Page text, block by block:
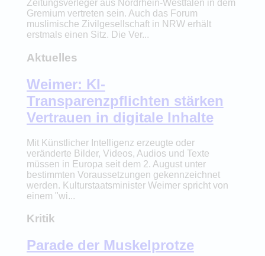
Zeitungsverleger aus Nordrhein-Westfalen in dem
Gremium vertreten sein. Auch das Forum
muslimische Zivilgesellschaft in NRW erhält
erstmals einen Sitz. Die Ver...
Aktuelles
Weimer: KI-
Transparenzpflichten stärken
Vertrauen in digitale Inhalte
Mit Künstlicher Intelligenz erzeugte oder
veränderte Bilder, Videos, Audios und Texte
müssen in Europa seit dem 2. August unter
bestimmten Voraussetzungen gekennzeichnet
werden. Kulturstaatsminister Weimer spricht von
einem "wi...
Kritik
Parade der Muskelprotze